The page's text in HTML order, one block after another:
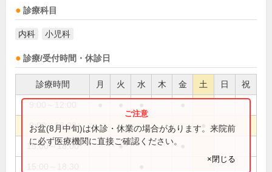
診療科目
内科 小児科
診療/受付時間・休診日
診療時間 月 火 水 木 金 土 日 祝
9:00～13:00
15:00～18:00 ●
お盆(8月中旬)は休診・休業の場合があります。来院前
に必ず医療機関に直接ご確認ください。
×閉じる